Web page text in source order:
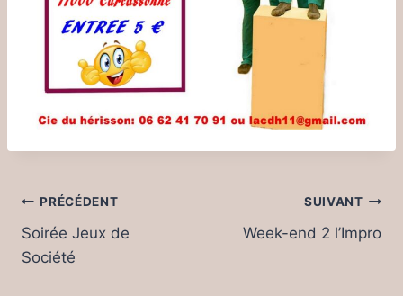
Navigation
de
l’article
PRÉCÉDENT
Soirée Jeux de
Société
SUIVANT
Week-end 2 l’Impro